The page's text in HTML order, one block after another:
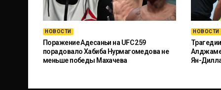
НОВОСТИ
Поражение Адесаньи на UFC 259
порадовало Хабиба Нурмагомедова не
меньше победы Махачева
НОВОСТИ
Ян-